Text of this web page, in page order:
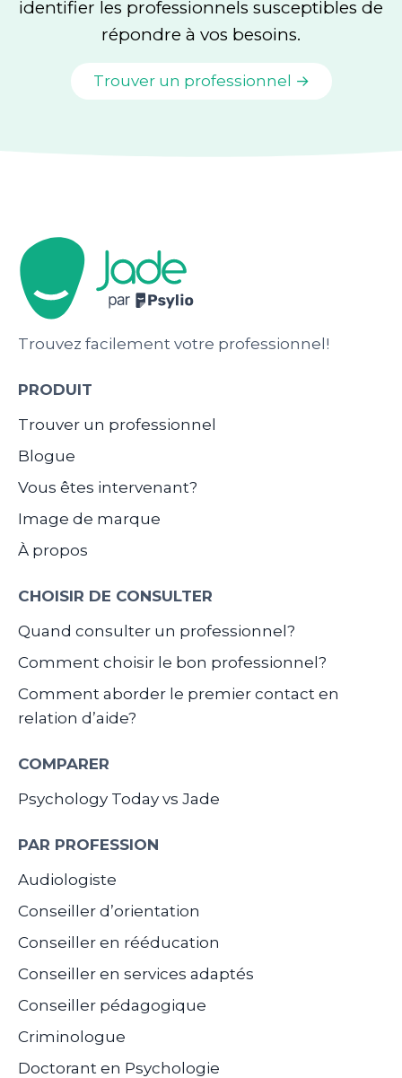
identifier les professionnels susceptibles de
répondre à vos besoins.
Trouver un professionnel →
Trouvez facilement votre professionnel!
PRODUIT
Trouver un professionnel
Blogue
Vous êtes intervenant?
Image de marque
À propos
CHOISIR DE CONSULTER
Quand consulter un professionnel?
Comment choisir le bon professionnel?
Comment aborder le premier contact en
relation d’aide?
COMPARER
Psychology Today vs Jade
PAR PROFESSION
Audiologiste
Conseiller d’orientation
Conseiller en rééducation
Conseiller en services adaptés
Conseiller pédagogique
Criminologue
Doctorant en Psychologie